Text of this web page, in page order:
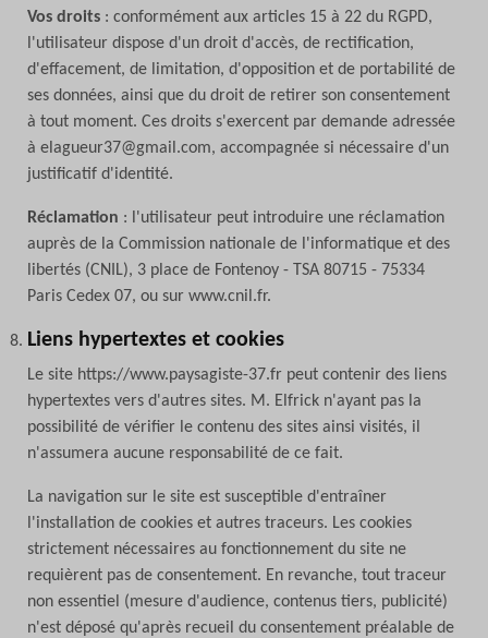
Vos droits : conformément aux articles 15 à 22 du RGPD,
l'utilisateur dispose d'un droit d'accès, de rectification,
d'effacement, de limitation, d'opposition et de portabilité de
ses données, ainsi que du droit de retirer son consentement
à tout moment. Ces droits s'exercent par demande adressée
à elagueur37@gmail.com, accompagnée si nécessaire d'un
justificatif d'identité.
Réclamation : l'utilisateur peut introduire une réclamation
auprès de la Commission nationale de l'informatique et des
libertés (CNIL), 3 place de Fontenoy - TSA 80715 - 75334
Paris Cedex 07, ou sur www.cnil.fr.
Liens hypertextes et cookies
Le site https://www.paysagiste-37.fr peut contenir des liens
hypertextes vers d'autres sites. M. Elfrick n'ayant pas la
possibilité de vérifier le contenu des sites ainsi visités, il
n'assumera aucune responsabilité de ce fait.
La navigation sur le site est susceptible d'entraîner
l'installation de cookies et autres traceurs. Les cookies
strictement nécessaires au fonctionnement du site ne
requièrent pas de consentement. En revanche, tout traceur
non essentiel (mesure d'audience, contenus tiers, publicité)
n'est déposé qu'après recueil du consentement préalable de